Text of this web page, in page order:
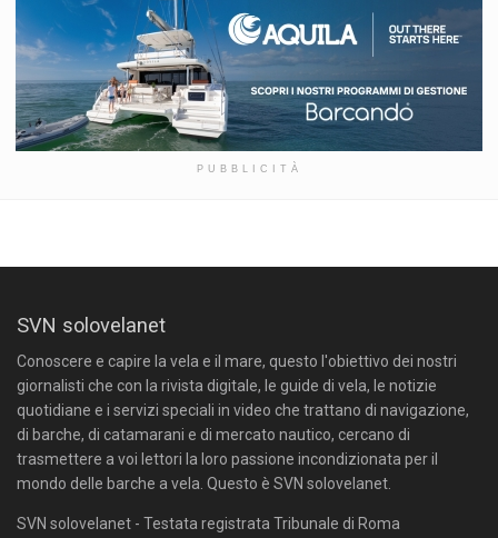
PUBBLICITÀ
SVN solovelanet
Conoscere e capire la vela e il mare, questo l'obiettivo dei nostri
giornalisti che con la rivista digitale, le guide di vela, le notizie
quotidiane e i servizi speciali in video che trattano di navigazione,
di barche, di catamarani e di mercato nautico, cercano di
trasmettere a voi lettori la loro passione incondizionata per il
mondo delle barche a vela. Questo è SVN solovelanet.
SVN solovelanet - Testata registrata Tribunale di Roma